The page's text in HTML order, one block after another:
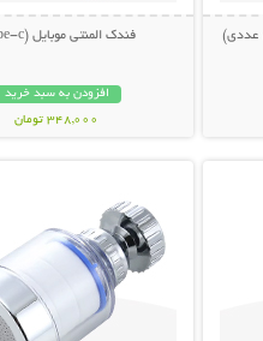
فندک المنتی موبایل (Type-c)
افزودن به سبد خرید
348,000 تومان